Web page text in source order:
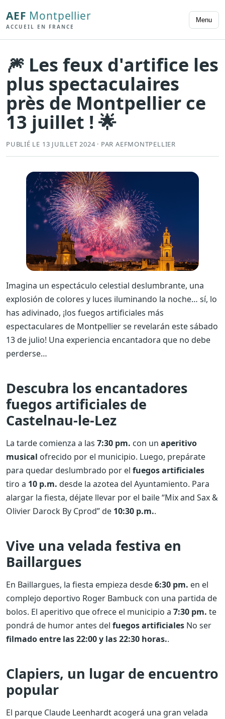
AEF Montpellier
ACCUEIL EN FRANCE
Menu
🎆 Les feux d'artifice les
plus spectaculaires
près de Montpellier ce
13 juillet ! 🌟
PUBLIÉ LE 13 JUILLET 2024 · PAR AEFMONTPELLIER
Imagina un espectáculo celestial deslumbrante, una
explosión de colores y luces iluminando la noche… sí, lo
has adivinado, ¡los fuegos artificiales más
espectaculares de Montpellier se revelarán este sábado
13 de julio! Una experiencia encantadora que no debe
perderse…
Descubra los encantadores
fuegos artificiales de
Castelnau-le-Lez
La tarde comienza a las 7:30 pm. con un aperitivo
musical ofrecido por el municipio. Luego, prepárate
para quedar deslumbrado por el fuegos artificiales
tiro a 10 p.m. desde la azotea del Ayuntamiento. Para
alargar la fiesta, déjate llevar por el baile “Mix and Sax &
Olivier Darock By Cprod” de 10:30 p.m..
Vive una velada festiva en
Baillargues
En Baillargues, la fiesta empieza desde6:30 pm. en el
complejo deportivo Roger Bambuck con una partida de
bolos. El aperitivo que ofrece el municipio a 7:30 pm. te
pondrá de humor antes del fuegos artificiales No ser
filmado entre las 22:00 y las 22:30 horas..
Clapiers, un lugar de encuentro
popular
El parque Claude Leenhardt acogerá una gran velada